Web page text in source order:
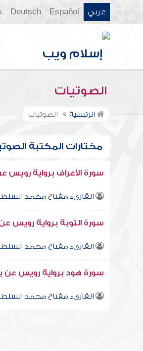
عربي Español
Deutsch
الصوتيات
الرئيسية الصوتيات
مختارات المكتبة
سورة الأعراف برواية
القارىء مفتاح محمد
سورة التوبة برواية رويس
القارىء مفتاح محمد
سورة هود برواية رويس
القارىء مفتاح محمد